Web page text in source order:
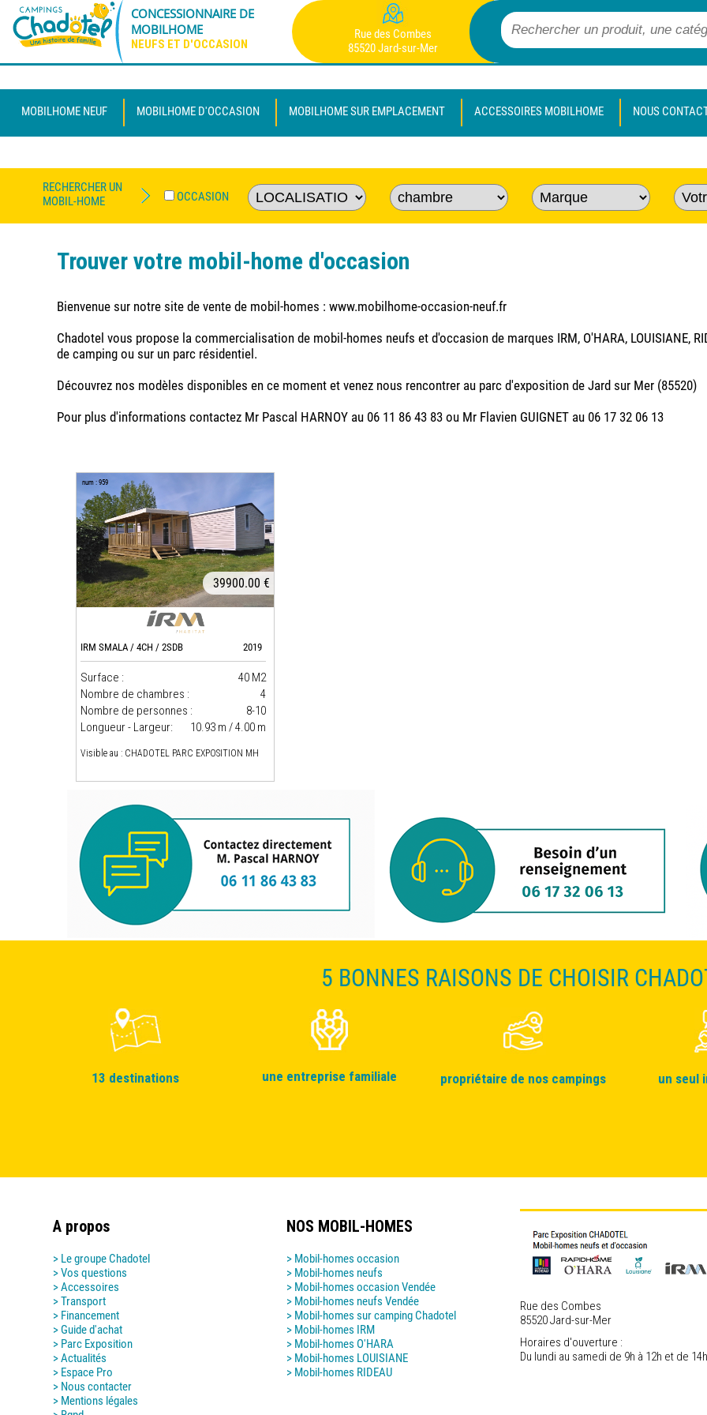
CONCESSIONNAIRE DE
MOBILHOME
NEUFS ET D'OCCASION
Rue des Combes
85520 Jard-sur-Mer
MOBILHOME NEUF MOBILHOME D'OCCASION MOBILHOME SUR EMPLACEMENT ACCESSOIRES MOBILHOME NOUS
RECHERCHER UN
MOBIL-HOME
OCCASION
Trouver votre mobil-home d'occasion
Bienvenue sur notre site de vente de mobil-homes : www.mobilhome-occasion-neuf.fr
Chadotel vous propose la commercialisation de mobil-homes neufs et d'occasion de marques IRM, O'HARA, LOUISIANE,
de camping ou sur un parc résidentiel.
Découvrez nos modèles disponibles en ce moment et venez nous rencontrer au parc d'exposition de Jard sur Mer (85520)
Pour plus d'informations contactez Mr Pascal HARNOY au 06 11 86 43 83 ou Mr Flavien GUIGNET au 06 17 32 06 13
num : 959
39900.00 €
IRM SMALA / 4CH / 2SDB 2019
Surface :
40 M2
Nombre de chambres :
4
Nombre de personnes :
8-10
Longueur - Largeur:
10.93 m / 4.00 m
Visible au : CHADOTEL PARC EXPOSITION MH
5 BONNES RAISONS DE CHOISIR
13 destinations une entreprise familiale propriétaire de nos campings un seul
A propos
> Le groupe Chadotel
> Vos questions
> Accessoires
> Transport
> Financement
> Guide d'achat
> Parc Exposition
> Actualités
> Espace Pro
> Nous contacter
> Mentions légales
NOS MOBIL-HOMES
> Mobil-homes occasion
> Mobil-homes neufs
> Mobil-homes occasion Vendée
> Mobil-homes neufs Vendée
> Mobil-homes sur camping Chadotel
> Mobil-homes IRM
> Mobil-homes O'HARA
> Mobil-homes LOUISIANE
> Mobil-homes RIDEAU
Rue des Combes
85520 Jard-sur-Mer
Horaires d'ouverture :
Du lundi au samedi de 9h à 12h et de